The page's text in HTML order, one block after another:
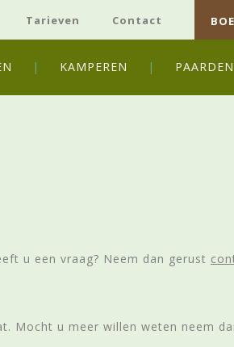
Contact
Tarieven
KAMPEREN PAARDEN
u een vraag? Neem dan gerust
Mocht u meer willen weten neem